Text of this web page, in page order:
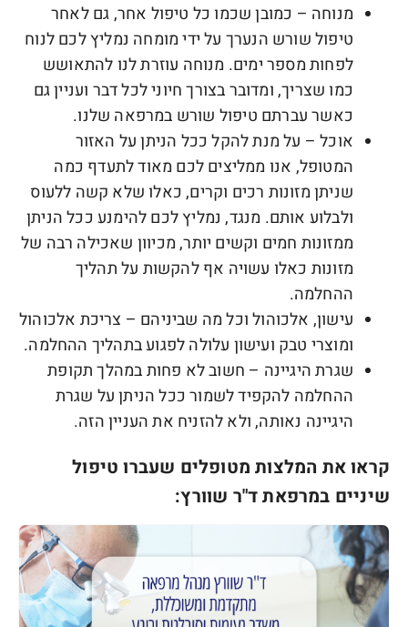
מנוחה – כמובן שכמו כל טיפול אחר, גם לאחר
טיפול שורש הנערך על ידי מומחה נמליץ לכם לנוח
לפחות מספר ימים. מנוחה עוזרת לנו להתאושש
כמו שצריך, ומדובר בצורך חיוני לכל דבר ועניין גם
כאשר עברתם טיפול שורש במרפאה שלנו.
אוכל – על מנת להקל ככל הניתן על האזור
המטופל, אנו ממליצים לכם מאוד לתעדף כמה
שניתן מזונות רכים וקרים, כאלו שלא קשה ללעוס
ולבלוע אותם. מנגד, נמליץ לכם להימנע ככל הניתן
ממזונות חמים וקשים יותר, מכיוון שאכילה רבה של
מזונות כאלו עשויה אף להקשות על תהליך
ההחלמה.
עישון, אלכוהול וכל מה שביניהם – צריכת אלכוהול
ומוצרי טבק ועישון עלולה לפגוע בתהליך ההחלמה.
שגרת היגיינה – חשוב לא פחות במהלך תקופת
ההחלמה להקפיד לשמור ככל הניתן על שגרת
היגיינה נאותה, ולא להזניח את העניין הזה.
קראו את המלצות מטופלים שעברו טיפול
שיניים במרפאת ד"ר שוורץ: